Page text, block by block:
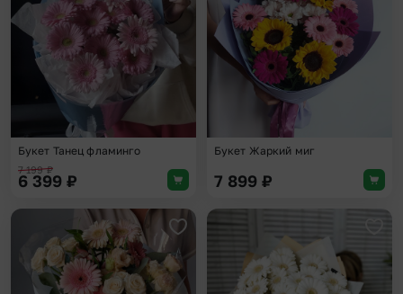
Букет Танец фламинго
7 199₽
6 399 ₽
Букет Жаркий миг
7 899 ₽
Добавить в избранное